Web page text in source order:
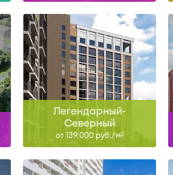
Легендарный-
Северный
от 139 000 руб./м2
Сдан, II-29
Узнать больше